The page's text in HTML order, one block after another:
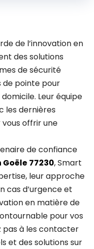
de l’innovation en
des solutions
de sécurité
pointe pour
Leur équipe
les dernières
offrir une
de confiance
77230, Smart
leur approche
cas d’urgence et
en matière de
pour vos
pas à les contacter
et des solutions sur